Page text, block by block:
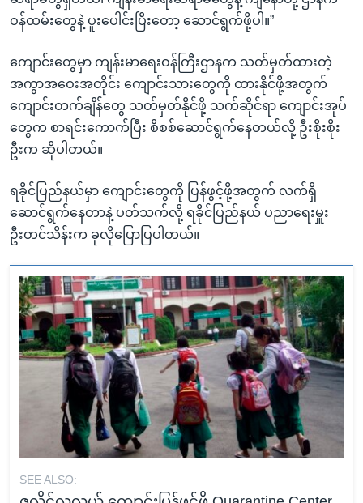
ဝန်ထမ်းတွေနဲ့ ပူးပေါင်းပြီးတော့ ဆောင်ရွက်ဖို့ပါ။”
ကျောင်းတွေမှာ ကျန်းမာရေးဝန်ကြီးဌာနက သတ်မှတ်ထားတဲ့
အကွာအဝေးအတိုင်း ကျောင်းသားတွေကို ထားနိုင်ဖို့အတွက်
ကျောင်းတက်ချိန်တွေ သတ်မှတ်နိုင်ဖို့ သက်ဆိုင်ရာ ကျောင်းအုပ်
တွေက စာရင်းကောက်ပြီး စိစစ်ဆောင်ရွက်နေတယ်လို့ ဦးစိုးစိုး
ဦးက ဆိုပါတယ်။
ရခိုင်ပြည်နယ်မှာ ကျောင်းတွေကို ပြန်ဖွင့်ဖို့အတွက် လက်ရှိ
ဆောင်ရွက်နေတာနဲ့ ပတ်သက်လို့ ရခိုင်ပြည်နယ် ပညာရေးမှူး
ဦးတင်သိန်းက ခုလိုပြောပြပါတယ်။
SEE ALSO: